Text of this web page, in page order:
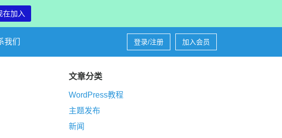
我们 登录/注册 加入会员
文章分类
WordPress教程
主题发布
新闻
在加入